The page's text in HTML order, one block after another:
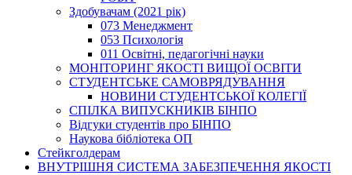
Здобувачам (2021 рік)
073 Менеджмент
053 Психологія
011 Освітні, педагогічні науки
МОНІТОРИНГ ЯКОСТІ ВИЩОЇ ОСВІТИ
СТУДЕНТСЬКЕ САМОВРЯДУВАННЯ
НОВИНИ СТУДЕНТСЬКОЇ КОЛЕГІЇ
СПІЛКА ВИПУСКНИКІВ БІНПО
Відгуки студентів про БІНПО
Наукова бібліотека ОП
Стейкголдерам
ВНУТРІШНЯ СИСТЕМА ЗАБЕЗПЕЧЕННЯ ЯКОСТІ